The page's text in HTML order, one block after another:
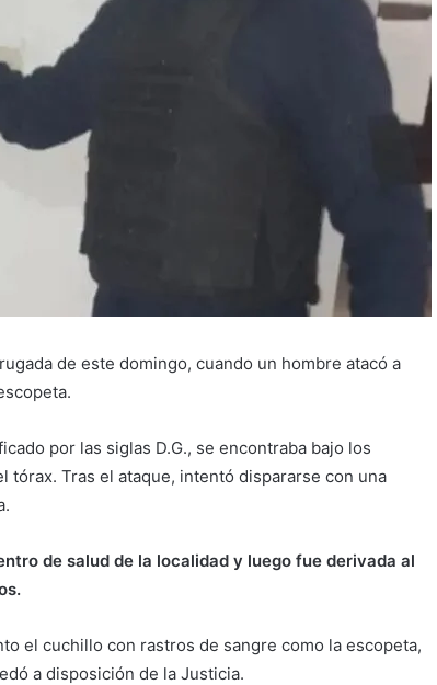
de este domingo, cuando un hombre atacó a
por las siglas D.G., se encontraba bajo los
tórax. Tras el ataque, intentó dispararse con una
de salud de la localidad y luego fue derivada al
el cuchillo con rastros de sangre como la escopeta,
a disposición de la Justicia.